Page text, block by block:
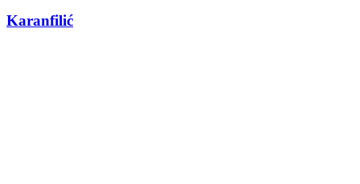
Karanfilić